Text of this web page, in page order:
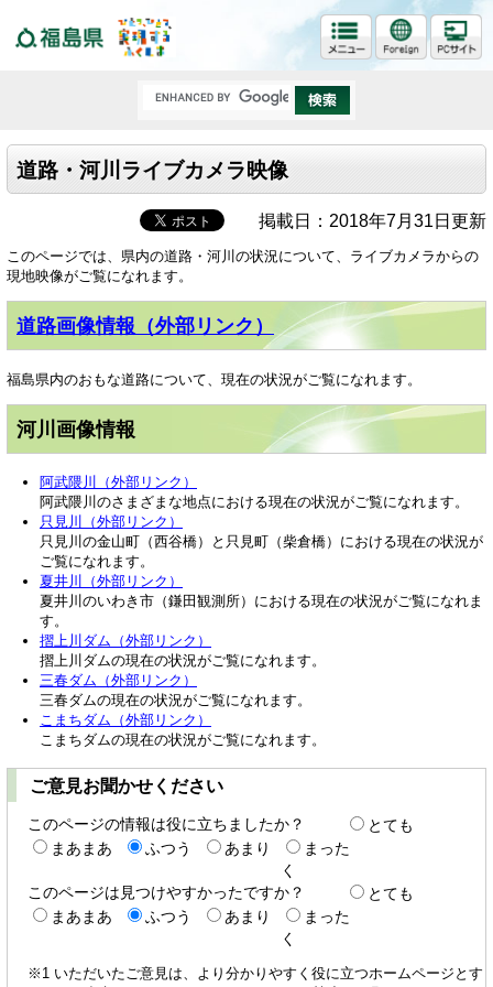
道路・河川ライブカメラ映像
掲載日：2018年7月31日更新
このページでは、県内の道路・河川の状況について、ライブカメラからの
現地映像がご覧になれます。
道路画像情報（外部リンク）
福島県内のおもな道路について、現在の状況がご覧になれます。
河川画像情報
阿武隈川（外部リンク）
阿武隈川のさまざまな地点における現在の状況がご覧になれます。
只見川（外部リンク）
只見川の金山町（西谷橋）と只見町（柴倉橋）における現在の状況が
ご覧になれます。
夏井川（外部リンク）
夏井川のいわき市（鎌田観測所）における現在の状況がご覧になれま
す。
摺上川ダム（外部リンク）
摺上川ダムの現在の状況がご覧になれます。
三春ダム（外部リンク）
三春ダムの現在の状況がご覧になれます。
こまちダム（外部リンク）
こまちダムの現在の状況がご覧になれます。
ご意見お聞かせください
このページの情報は役に立ちましたか？
とても
まあまあ
ふつう あまり
まった
く
このページは見つけやすかったですか？
とても
まあまあ
ふつう あまり
まった
く
※1 いただいたご意見は、より分かりやすく役に立つホームページとす